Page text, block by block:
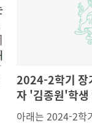
2024-2학기 장
자 '김종원'학생